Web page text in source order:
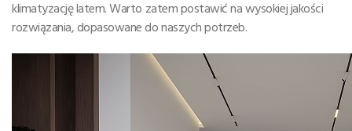
klimatyzację latem. Warto zatem postawić na wysokiej jakości
rozwiązania, dopasowane do naszych potrzeb.